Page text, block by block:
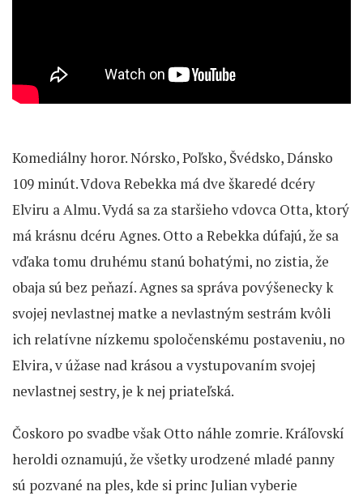
Komediálny horor. Nórsko, Poľsko, Švédsko, Dánsko
109 minút. Vdova Rebekka má dve škaredé dcéry
Elviru a Almu. Vydá sa za staršieho vdovca Otta, ktorý
má krásnu dcéru Agnes. Otto a Rebekka dúfajú, že sa
vďaka tomu druhému stanú bohatými, no zistia, že
obaja sú bez peňazí. Agnes sa správa povýšenecky k
svojej nevlastnej matke a nevlastným sestrám kvôli
ich relatívne nízkemu spoločenskému postaveniu, no
Elvira, v úžase nad krásou a vystupovaním svojej
nevlastnej sestry, je k nej priateľská.
Čoskoro po svadbe však Otto náhle zomrie. Kráľovskí
heroldi oznamujú, že všetky urodzené mladé panny
sú pozvané na ples, kde si princ Julian vyberie